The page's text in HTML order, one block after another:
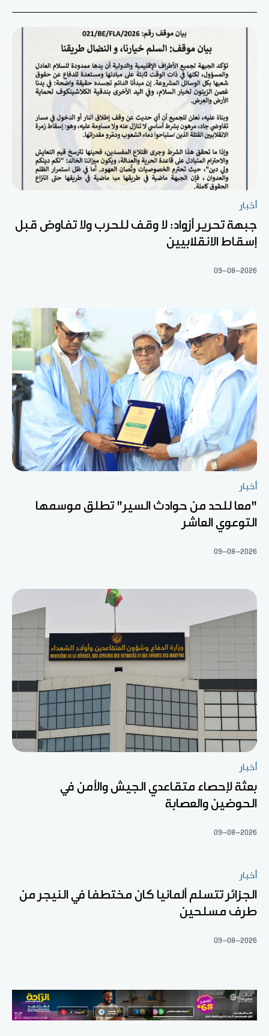
أخبار
جبهة تحرير أزواد: لا وقف للحرب ولا تفاوض قبل
إسقاط الانقلابيين
09-08-2026
أخبار
"معا للحد من حوادث السير" تطلق موسمها
التوعوي العاشر
09-08-2026
أخبار
بعثة لإحصاء متقاعدي الجيش والأمن في
الحوضين والعصابة
09-08-2026
أخبار
الجزائر تتسلم ألمانيا كان مختطفا في النيجر من
طرف مسلحين
09-08-2026